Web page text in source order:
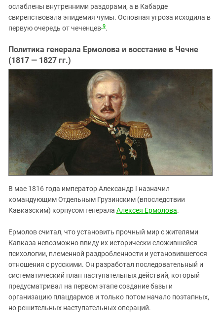
ослаблены внутренними раздорами, а в Кабарде
свирепствовала эпидемия чумы. Основная угроза исходила в
первую очередь от чеченцев 9.
Политика генерала Ермолова и восстание в Чечне
(1817 — 1827 гг.)
В мае 1816 года император Александр I назначил
командующим Отдельным Грузинским (впоследствии
Кавказским) корпусом генерала Алексея Ермолова.
Ермолов считал, что установить прочный мир с жителями
Кавказа невозможно ввиду их исторически сложившейся
психологии, племенной раздробленности и установившегося
отношения с русскими. Он разработал последовательный и
систематический план наступательных действий, который
предусматривал на первом этапе создание базы и
организацию плацдармов и только потом начало поэтапных,
но решительных наступательных операций.